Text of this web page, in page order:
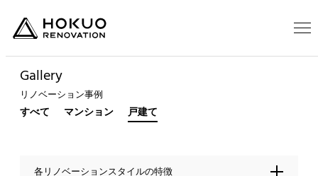
Gallery
リノベーション事例
すべて マンション 戸建て
各リノベーションスタイルの特徴